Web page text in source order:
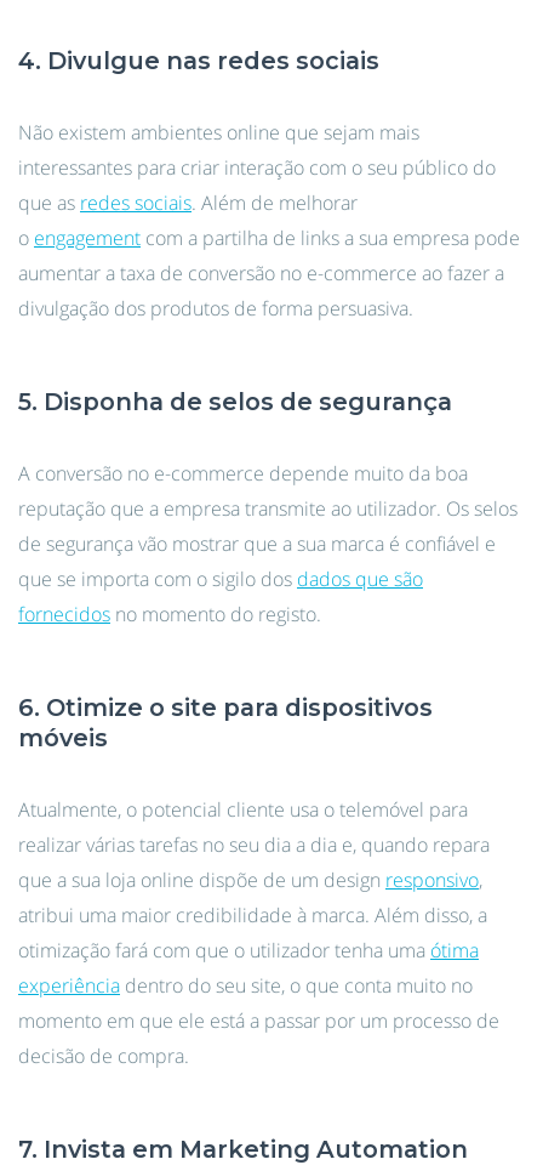
4. Divulgue nas redes sociais
Não existem ambientes online que sejam mais
interessantes para criar interação com o seu público do
que as redes sociais. Além de melhorar
o engagement com a partilha de links a sua empresa pode
aumentar a taxa de conversão no e-commerce ao fazer a
divulgação dos produtos de forma persuasiva.
5. Disponha de selos de segurança
A conversão no e-commerce depende muito da boa
reputação que a empresa transmite ao utilizador. Os selos
de segurança vão mostrar que a sua marca é confiável e
que se importa com o sigilo dos dados que são
fornecidos no momento do registo.
6. Otimize o site para dispositivos
móveis
Atualmente, o potencial cliente usa o telemóvel para
realizar várias tarefas no seu dia a dia e, quando repara
que a sua loja online dispõe de um design responsivo,
atribui uma maior credibilidade à marca. Além disso, a
otimização fará com que o utilizador tenha uma ótima
experiência dentro do seu site, o que conta muito no
momento em que ele está a passar por um processo de
decisão de compra.
7. Invista em Marketing Automation